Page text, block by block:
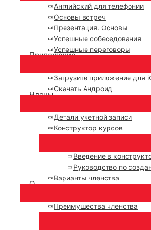
Английский для телефонии
Основы встреч
Презентация. Основы
Успешные собеседования
Успешные переговоры
Приложение
Загрузите приложение для
Скачать Андроид
Члены
Детали учетной записи
Конструктор курсов
Введение в
Руководство по
Варианты членства
О
Преимущества членства